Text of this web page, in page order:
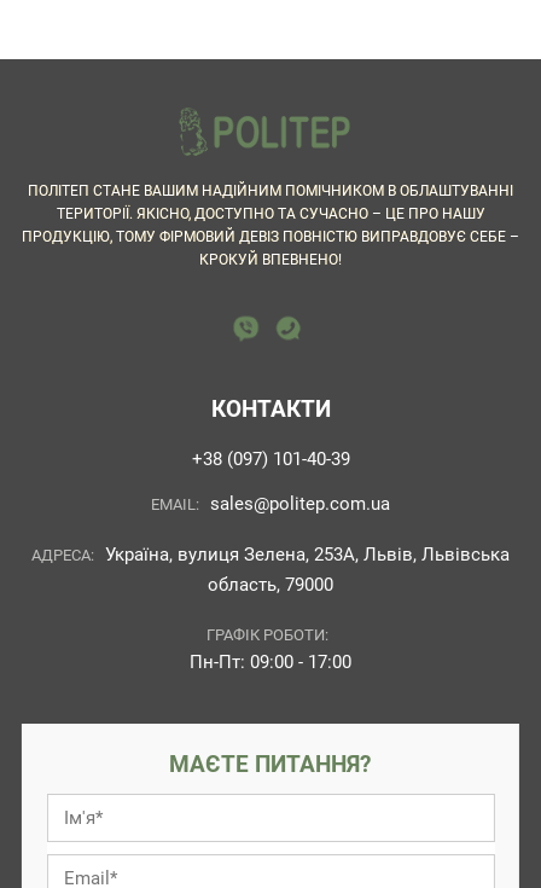
ПОЛІТЕП СТАНЕ ВАШИМ НАДІЙНИМ ПОМІЧНИКОМ В ОБЛАШТУВАННІ
ТЕРИТОРІЇ. ЯКІСНО, ДОСТУПНО ТА СУЧАСНО – ЦЕ ПРО НАШУ
ПРОДУКЦІЮ, ТОМУ ФІРМОВИЙ ДЕВІЗ ПОВНІСТЮ ВИПРАВДОВУЄ СЕБЕ –
КРОКУЙ ВПЕВНЕНО!
КОНТАКТИ
+38 (097) 101-40-39
EMAIL: sales@politep.com.ua
АДРЕСА:
Україна, вулиця Зелена, 253А, Львів, Львівська
область, 79000
ГРАФІК РОБОТИ:
Пн-Пт: 09:00 - 17:00
МАЄТЕ ПИТАННЯ?